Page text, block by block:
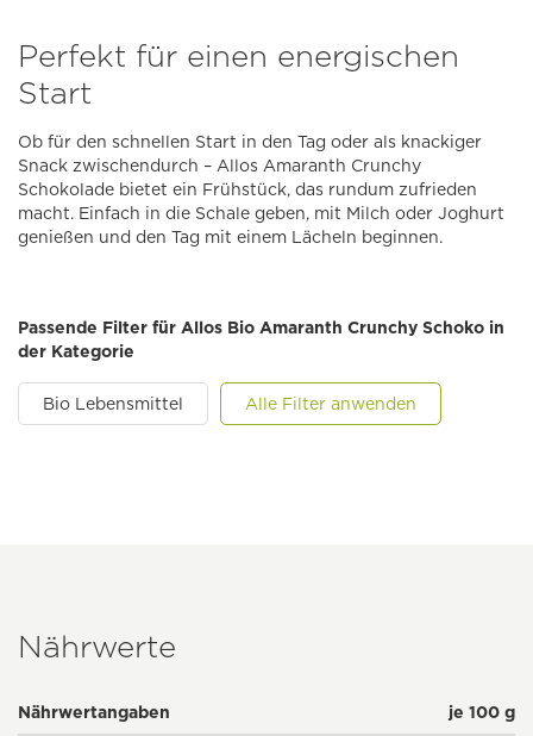
Perfekt für einen energischen
Start
Ob für den schnellen Start in den Tag oder als knackiger
Snack zwischendurch – Allos Amaranth Crunchy
Schokolade bietet ein Frühstück, das rundum zufrieden
macht. Einfach in die Schale geben, mit Milch oder Joghurt
genießen und den Tag mit einem Lächeln beginnen.
Passende Filter für Allos Bio Amaranth Crunchy Schoko in
der Kategorie
Bio Lebensmittel Alle Filter anwenden
Nährwerte
Nährwertangaben je 100 g